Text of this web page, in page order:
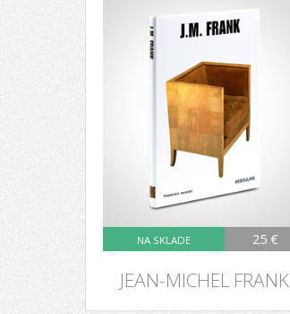
NA SKLADE 25 €
JEAN-MICHEL FRANK